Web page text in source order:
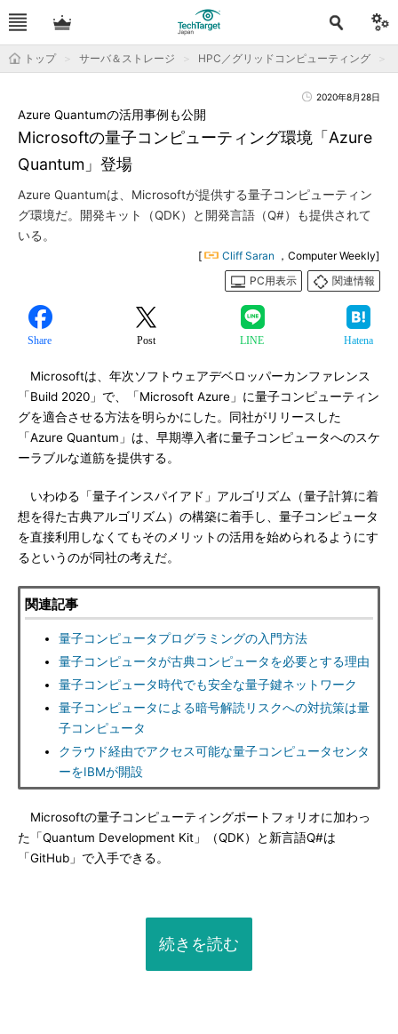
トップ サーバ＆ストレージ HPC／グリッドコンピューティング
2020年8月28日
Microsoftの量子コンピューティング環境「Azure
Quantum」登場
Azure Quantumの活用事例も公開
Azure Quantumは、Microsoftが提供する量子コンピューティン
グ環境だ。開発キット（QDK）と開発言語（Q#）も提供されて
いる。
[ Cliff Saran ，Computer Weekly]
PC用表示
関連情報
Share Post LINE Hatena
Microsoftは、年次ソフトウェアデベロッパーカンファレンス
「Build 2020」で、「Microsoft Azure」に量子コンピューティン
グを適合させる方法を明らかにした。同社がリリースした
「Azure Quantum」は、早期導入者に量子コンピュータへのスケ
ーラブルな道筋を提供する。
いわゆる「量子インスパイアド」アルゴリズム（量子計算に着
想を得た古典アルゴリズム）の構築に着手し、量子コンピュータ
を直接利用しなくてもそのメリットの活用を始められるようにす
るというのが同社の考えだ。
関連記事
量子コンピュータプログラミングの入門方法
量子コンピュータが古典コンピュータを必要とする理由
量子コンピュータ時代でも安全な量子鍵ネットワーク
量子コンピュータによる暗号解読リスクへの対抗策は量
子コンピュータ
クラウド経由でアクセス可能な量子コンピュータセンタ
ーをIBMが開設
Microsoftの量子コンピューティングポートフォリオに加わっ
た「Quantum Development Kit」（QDK）と新言語Q#は
「GitHub」で入手できる。
続きを読む